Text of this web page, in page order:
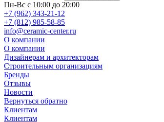
Пн-Вс с 10:00 до 20:00
+7 (962) 343-21-12
+7 (812) 985-58-85
info@ceramic-center.ru
О компании
О компании
Дизайнерам и архитекторам
Строительным организациям
Бренды
Отзывы
Новости
Вернуться обратно
Клиентам
Клиентам